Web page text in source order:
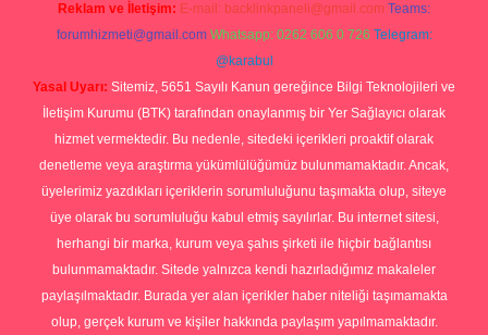
Reklam ve İletişim: E-mail: backlinkpaneli@gmail.com Teams:
forumhizmeti@gmail.com Whatsapp: 0262 606 0 726 Telegram:
@karabul
Yasal Uyarı: Sitemiz, 5651 Sayılı Kanun gereğince Bilgi Teknolojileri ve
İletişim Kurumu (BTK) tarafından onaylanmış bir Yer Sağlayıcı olarak
hizmet vermektedir. Bu nedenle, sitedeki içerikleri proaktif olarak
denetleme veya araştırma yükümlülüğümüz bulunmamaktadır. Ancak,
üyelerimiz yazdıkları içeriklerin sorumluluğunu taşımakta olup, siteye
üye olarak bu sorumluluğu kabul etmiş sayılırlar. Bu internet sitesi,
herhangi bir marka, kurum veya şahıs şirketi ile hiçbir bağlantısı
bulunmamaktadır. Sitede yalnızca kendi hazırladığımız makaleler
paylaşılmaktadır. Burada yer alan içerikler haber niteliği taşımamakta
olup, gerçek kurum ve kişiler hakkında paylaşım yapılmamaktadır.